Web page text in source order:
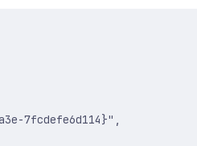
7fcdefe6d114}" ,